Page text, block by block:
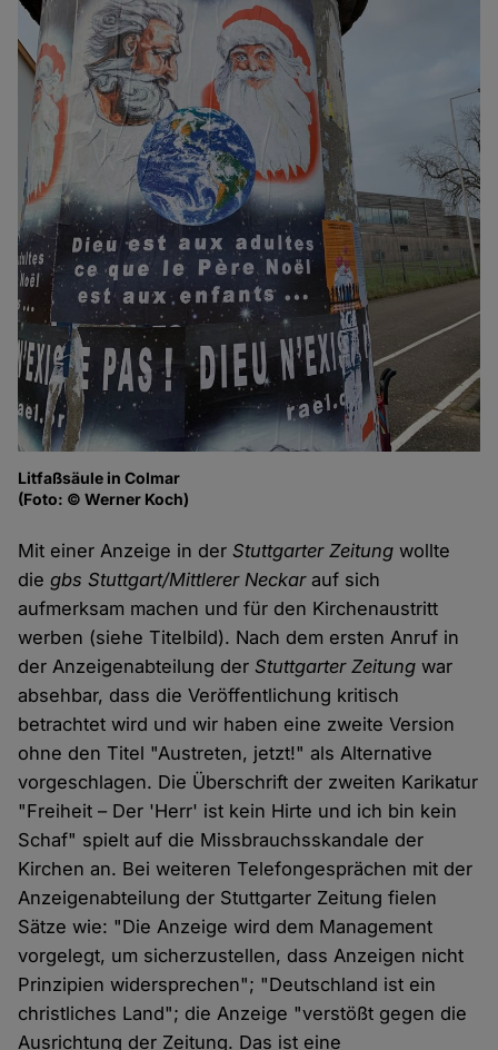
Litfaßsäule in Colmar
(Foto: © Werner Koch)
Mit einer Anzeige in derStuttgarter Zeitungwollte
diegbs Stuttgart/Mittlerer Neckarauf sich
aufmerksam machen und für den Kirchenaustritt
werben (siehe Titelbild). Nach dem ersten Anruf in
der Anzeigenabteilung derStuttgarter Zeitung war
absehbar, dass die Veröffentlichung kritisch
betrachtet wird und wir haben eine zweite Version
ohne den Titel "Austreten, jetzt!" als Alternative
vorgeschlagen. Die Überschrift der zweiten Karikatur
"Freiheit – Der 'Herr' ist kein Hirte und ich bin kein
Schaf" spielt auf die Missbrauchsskandale der
Kirchen an. Bei weiteren Telefongesprächen mit der
Anzeigenabteilung der Stuttgarter Zeitung fielen
Sätze wie: "Die Anzeige wird dem Management
vorgelegt, um sicherzustellen, dass Anzeigen nicht
Prinzipien widersprechen"; "Deutschland ist ein
christliches Land"; die Anzeige "verstößt gegen die
Ausrichtung der Zeitung. Das ist eine